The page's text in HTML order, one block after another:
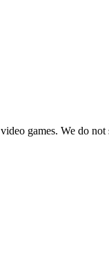
games. We do